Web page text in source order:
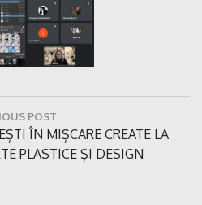
POST
ÎN MIȘCARE CREATE LA
PLASTICE ȘI DESIGN